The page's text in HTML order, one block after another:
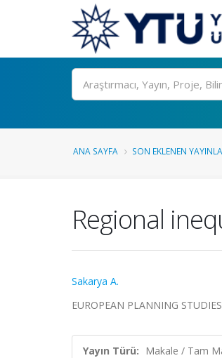
Ara
ANA SAYFA SON EKLENEN
Regional
Sakarya A.
EUROPEAN PLANNING
Yayın Türü: Makale / Tam